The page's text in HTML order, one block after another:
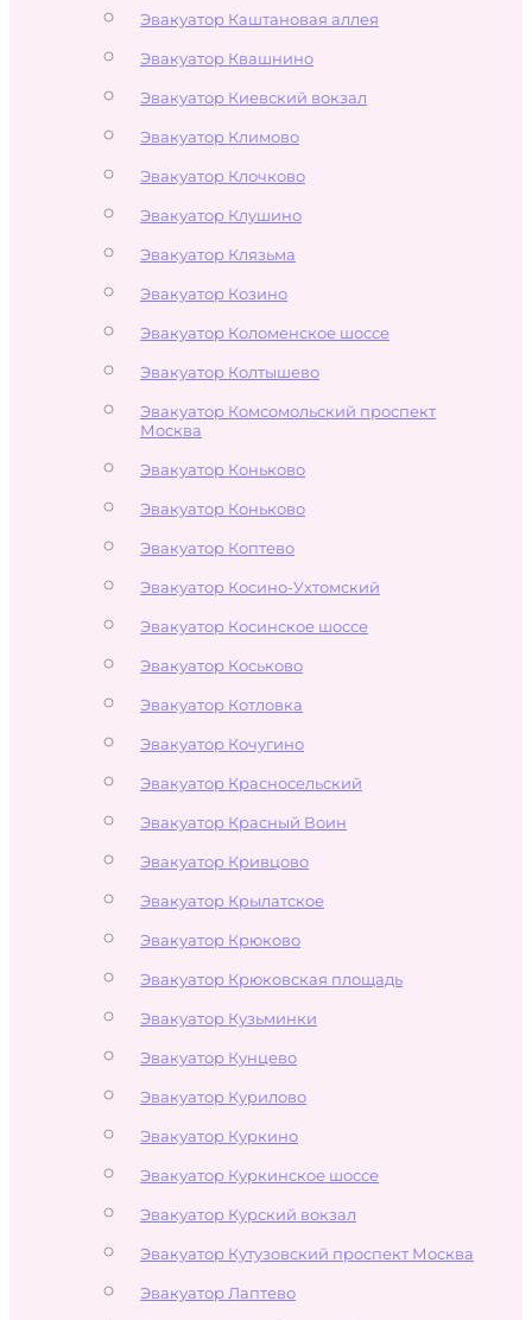
Эвакуатор Каштановая аллея
Эвакуатор Квашнино
Эвакуатор Киевский вокзал
Эвакуатор Климово
Эвакуатор Клочково
Эвакуатор Клушино
Эвакуатор Клязьма
Эвакуатор Козино
Эвакуатор Коломенское шоссе
Эвакуатор Колтышево
Эвакуатор Комсомольский проспект
Москва
Эвакуатор Коньково
Эвакуатор Коньково
Эвакуатор Коптево
Эвакуатор Косино-Ухтомский
Эвакуатор Косинское шоссе
Эвакуатор Коськово
Эвакуатор Котловка
Эвакуатор Кочугино
Эвакуатор Красносельский
Эвакуатор Красный Воин
Эвакуатор Кривцово
Эвакуатор Крылатское
Эвакуатор Крюково
Эвакуатор Крюковская площадь
Эвакуатор Кузьминки
Эвакуатор Кунцево
Эвакуатор Курилово
Эвакуатор Куркино
Эвакуатор Куркинское шоссе
Эвакуатор Курский вокзал
Эвакуатор Кутузовский проспект Москва
Эвакуатор Лаптево